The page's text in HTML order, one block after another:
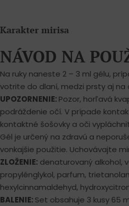
Karakter mirisa
NÁVOD NA
Na ruky naneste 2 – 3 ml gélu,
votrite do dlaní, medzi prsty aj na
UPOZORNENIE:Pozor, horľavá
podráždenie očí. V prípade
kontaktné šošovky a oči
Gél je určený na zdravú a
vonkajšie použitie. Uchovávajte
ZLOŽENIE: denaturovaný alkohol,
propylénglykol, parfum,
hexylcinnamaldehyd,
BALENIE:Set obsahuje 3 kusy 65